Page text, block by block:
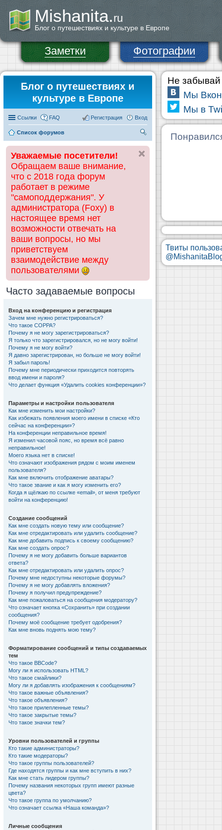
Mishanita.ru
Блог о путешествиях и культуре в Европе
Заметки Фотографии
Блог о путешествиях и
культуре в Европе
Ссылки FAQ Вход
Регистрация
Список форумов
ск
Уважаемые посетители!
Обращаем ваше внимание,
что с 2018 года форум
работает в режиме
"самоподдержания". У
администратора (Foxy) в
настоящее время нет
возможности отвечать на
ваши вопросы, но мы
приветствуем
взаимодействие между
пользователями
Часто задаваемые вопросы
Вход на конференцию и регистрация
Зачем мне нужно регистрироваться?
Что такое COPPA?
Почему я не могу зарегистрироваться?
Я только что зарегистрировался, но не могу войти!
Почему я не могу войти?
Я давно зарегистрирован, но больше не могу войти!
Я забыл пароль!
Почему мне периодически приходится повторять
ввод имени и пароля?
Что делает функция «Удалить cookies конференции»?
Параметры и настройки пользователя
Как мне изменить мои настройки?
Как избежать появления моего имени в списке «Кто
сейчас на конференции»?
На конференции неправильное время!
Я изменил часовой пояс, но время всё равно
неправильное!
Моего языка нет в списке!
Что означают изображения рядом с моим именем
пользователя?
Как мне включить отображение аватары?
Что такое звание и как я могу изменить его?
Когда я щёлкаю по ссылке «email», от меня требуют
войти на конференцию!
Создание сообщений
Как мне создать новую тему или сообщение?
Как мне отредактировать или удалить сообщение?
Как мне добавить подпись к своему сообщению?
Как мне создать опрос?
Почему я не могу добавить больше вариантов
ответа?
Как мне отредактировать или удалить опрос?
Почему мне недоступны некоторые форумы?
Почему я не могу добавлять вложения?
Почему я получил предупреждение?
Как мне пожаловаться на сообщения модератору?
Что означает кнопка «Сохранить» при создании
сообщения?
Почему моё сообщение требует одобрения?
Как мне вновь поднять мою тему?
Форматирование сообщений и типы создаваемых
тем
Что такое BBCode?
Могу ли я использовать HTML?
Что такое смайлики?
Могу ли я добавлять изображения к сообщениям?
Что такое важные объявления?
Что такое объявления?
Что такое прилепленные темы?
Что такое закрытые темы?
Что такое значки тем?
Уровни пользователей и группы
Кто такие администраторы?
Кто такие модераторы?
Что такое группы пользователей?
Где находятся группы и как мне вступить в них?
Как мне стать лидером группы?
Почему названия некоторых групп имеют разные
цвета?
Что такое группа по умолчанию?
Что означает ссылка «Наша команда»?
Личные сообщения
Не забывай
Мы
Мы в
Твиты